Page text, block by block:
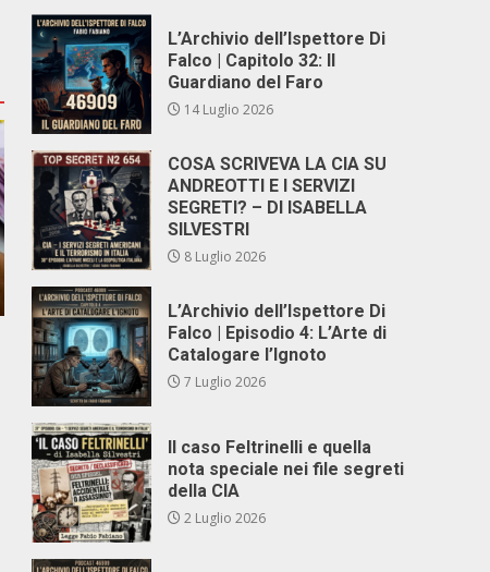
L’Archivio dell’Ispettore Di
Falco | Capitolo 32: Il
Guardiano del Faro
14 Luglio 2026
COSA SCRIVEVA LA CIA SU
ANDREOTTI E I SERVIZI
SEGRETI? – DI ISABELLA
SILVESTRI
8 Luglio 2026
L’Archivio dell’Ispettore Di
Falco | Episodio 4: L’Arte di
Catalogare l’Ignoto
7 Luglio 2026
Il caso Feltrinelli e quella
nota speciale nei file segreti
della CIA
2 Luglio 2026